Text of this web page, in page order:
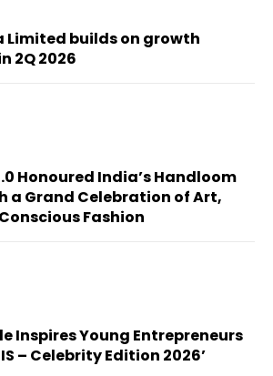
Limited builds on growth
2Q 2026
Honoured India’s Handloom
a Grand Celebration of Art,
Fashion
Inspires Young Entrepreneurs
– Celebrity Edition 2026’